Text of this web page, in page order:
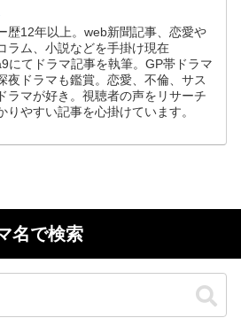
歴12年以上。web新聞記事、恋愛や
ラム、小説などを手掛け現在
にてドラマ記事を執筆。GP帯ドラマ
夜ドラマも鑑賞。恋愛、不倫、サス
ラマが好き。視聴者の声をリサーチ
りやすい記事を心掛けています。
名で検索